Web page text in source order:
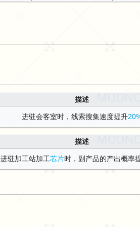
描述
进驻会客室时，线索搜集速度提升
描述
进驻加工站加工芯片时，副产品的产出概率